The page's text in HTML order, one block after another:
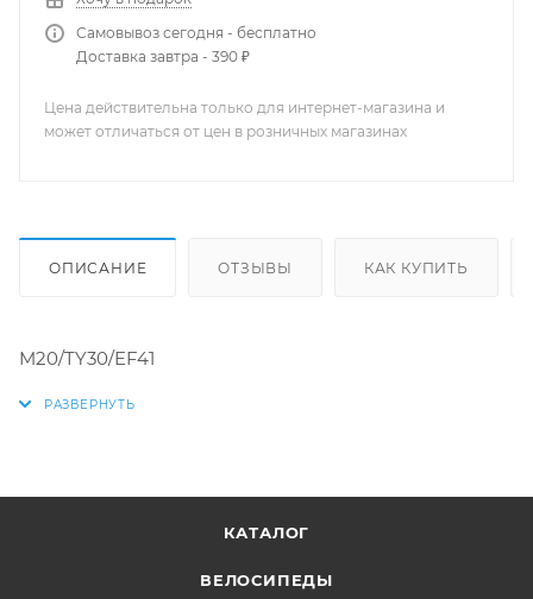
Самовывоз сегодня - бесплатно
Доставка завтра - 390 ₽
Цена действительна только для интернет-магазина и
может отличаться от цен в розничных магазинах
ОПИСАНИЕ ОТЗЫВЫ КАК КУПИТЬ
M20/TY30/EF41
КАТАЛОГ
ВЕЛОСИПЕДЫ